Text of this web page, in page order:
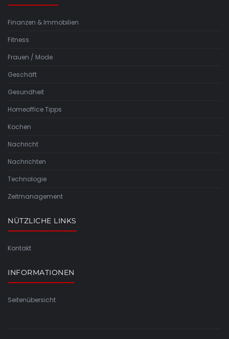
Finanzen & Immobilien
Fitness
Frauen / Mode
Geschäft
Gesundheit
Homeoffice Tipps
Kochen
Nachricht
Nachrichten
Technologie
Zeitmanagement
NÜTZLICHE LINKS
Kontakt
INFORMATIONEN
Seitenübersicht